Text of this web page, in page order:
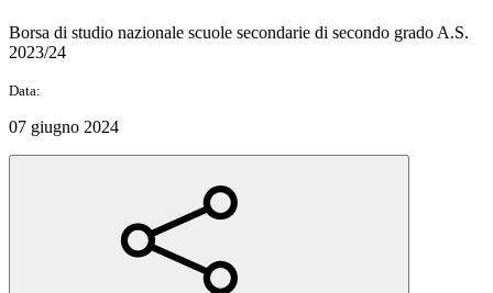
Borsa di studio nazionale scuole secondarie di secondo grado A.S.
2023/24
Data:
07 giugno 2024